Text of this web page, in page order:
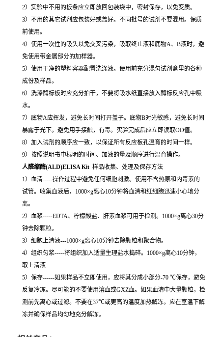
2）实验中不用的板条应立即放回包装袋中，密封保存，以免变质。
3）不用的其它试剂应包装好或盖好。不同批号的试剂不要混用。保质
前使用。
4）使用一次性的吸头以免交叉污染，吸取终止液和底物A、B液时，避
免使用带金属部分的加样器。
5）使用干净的塑料容器配置洗涤液。使用前充分混匀试剂盒里的各种
成份及样品。
6）洗涤酶标板时应充分拍干，不要将吸水纸直接放入酶标反应孔中吸
水。
7）底物A应挥发，避免长时间打开盖子。底物B对光敏感，避免长时间
暴露于光下。避免用手接触，有毒。实验完成后应立即读取OD值。
8）加入试剂的顺序应一致，以保证所有反应板孔温育的时间一样。
9）按照说明书中标明的时间、加液的量及顺序进行温育操作。
人醛缩酶(ALD)ELISA Kit 样品收集、处理及保存方法
1）血清-----操作过程中避免任何细胞刺激。使用不含热原和内毒素的
试管。收集血液后，1000×g离心10分钟将血清和红细胞迅速小心地分
离。
2）血浆-----EDTA、柠檬酸盐、肝素血浆可用于检测。1000×g离心30分
钟去除颗粒。
3）细胞上清液---1000×g离心10分钟去除颗粒和聚合物。
4）组织匀浆-----将组织加入适量生理盐水捣碎。1000×g离心10分钟，
取上清液
5）保存------如果样品不立即使用，应将其分成小部分-70 ℃保存，避免
反复冷冻。尽可能的不要使用溶血或GXZ血。如果血清中大量颗粒，检
测前先离心或过滤。不要在37℃或更高的温度加热解冻。应在室温下解
冻并确保样品均匀地充分解冻。